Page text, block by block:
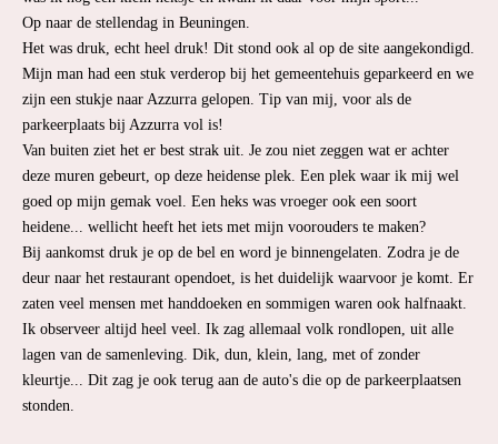
Op naar de stellendag in Beuningen.
Het was druk, echt heel druk! Dit stond ook al op de site aangekondigd.
Mijn man had een stuk verderop bij het gemeentehuis geparkeerd en we
zijn een stukje naar Azzurra gelopen. Tip van mij, voor als de
parkeerplaats bij Azzurra vol is!
Van buiten ziet het er best strak uit. Je zou niet zeggen wat er achter
deze muren gebeurt, op deze heidense plek. Een plek waar ik mij wel
goed op mijn gemak voel. Een heks was vroeger ook een soort
heidene... wellicht heeft het iets met mijn voorouders te maken?
Bij aankomst druk je op de bel en word je binnengelaten. Zodra je de
deur naar het restaurant opendoet, is het duidelijk waarvoor je komt. Er
zaten veel mensen met handdoeken en sommigen waren ook halfnaakt.
Ik observeer altijd heel veel. Ik zag allemaal volk rondlopen, uit alle
lagen van de samenleving. Dik, dun, klein, lang, met of zonder
kleurtje... Dit zag je ook terug aan de auto's die op de parkeerplaatsen
stonden.